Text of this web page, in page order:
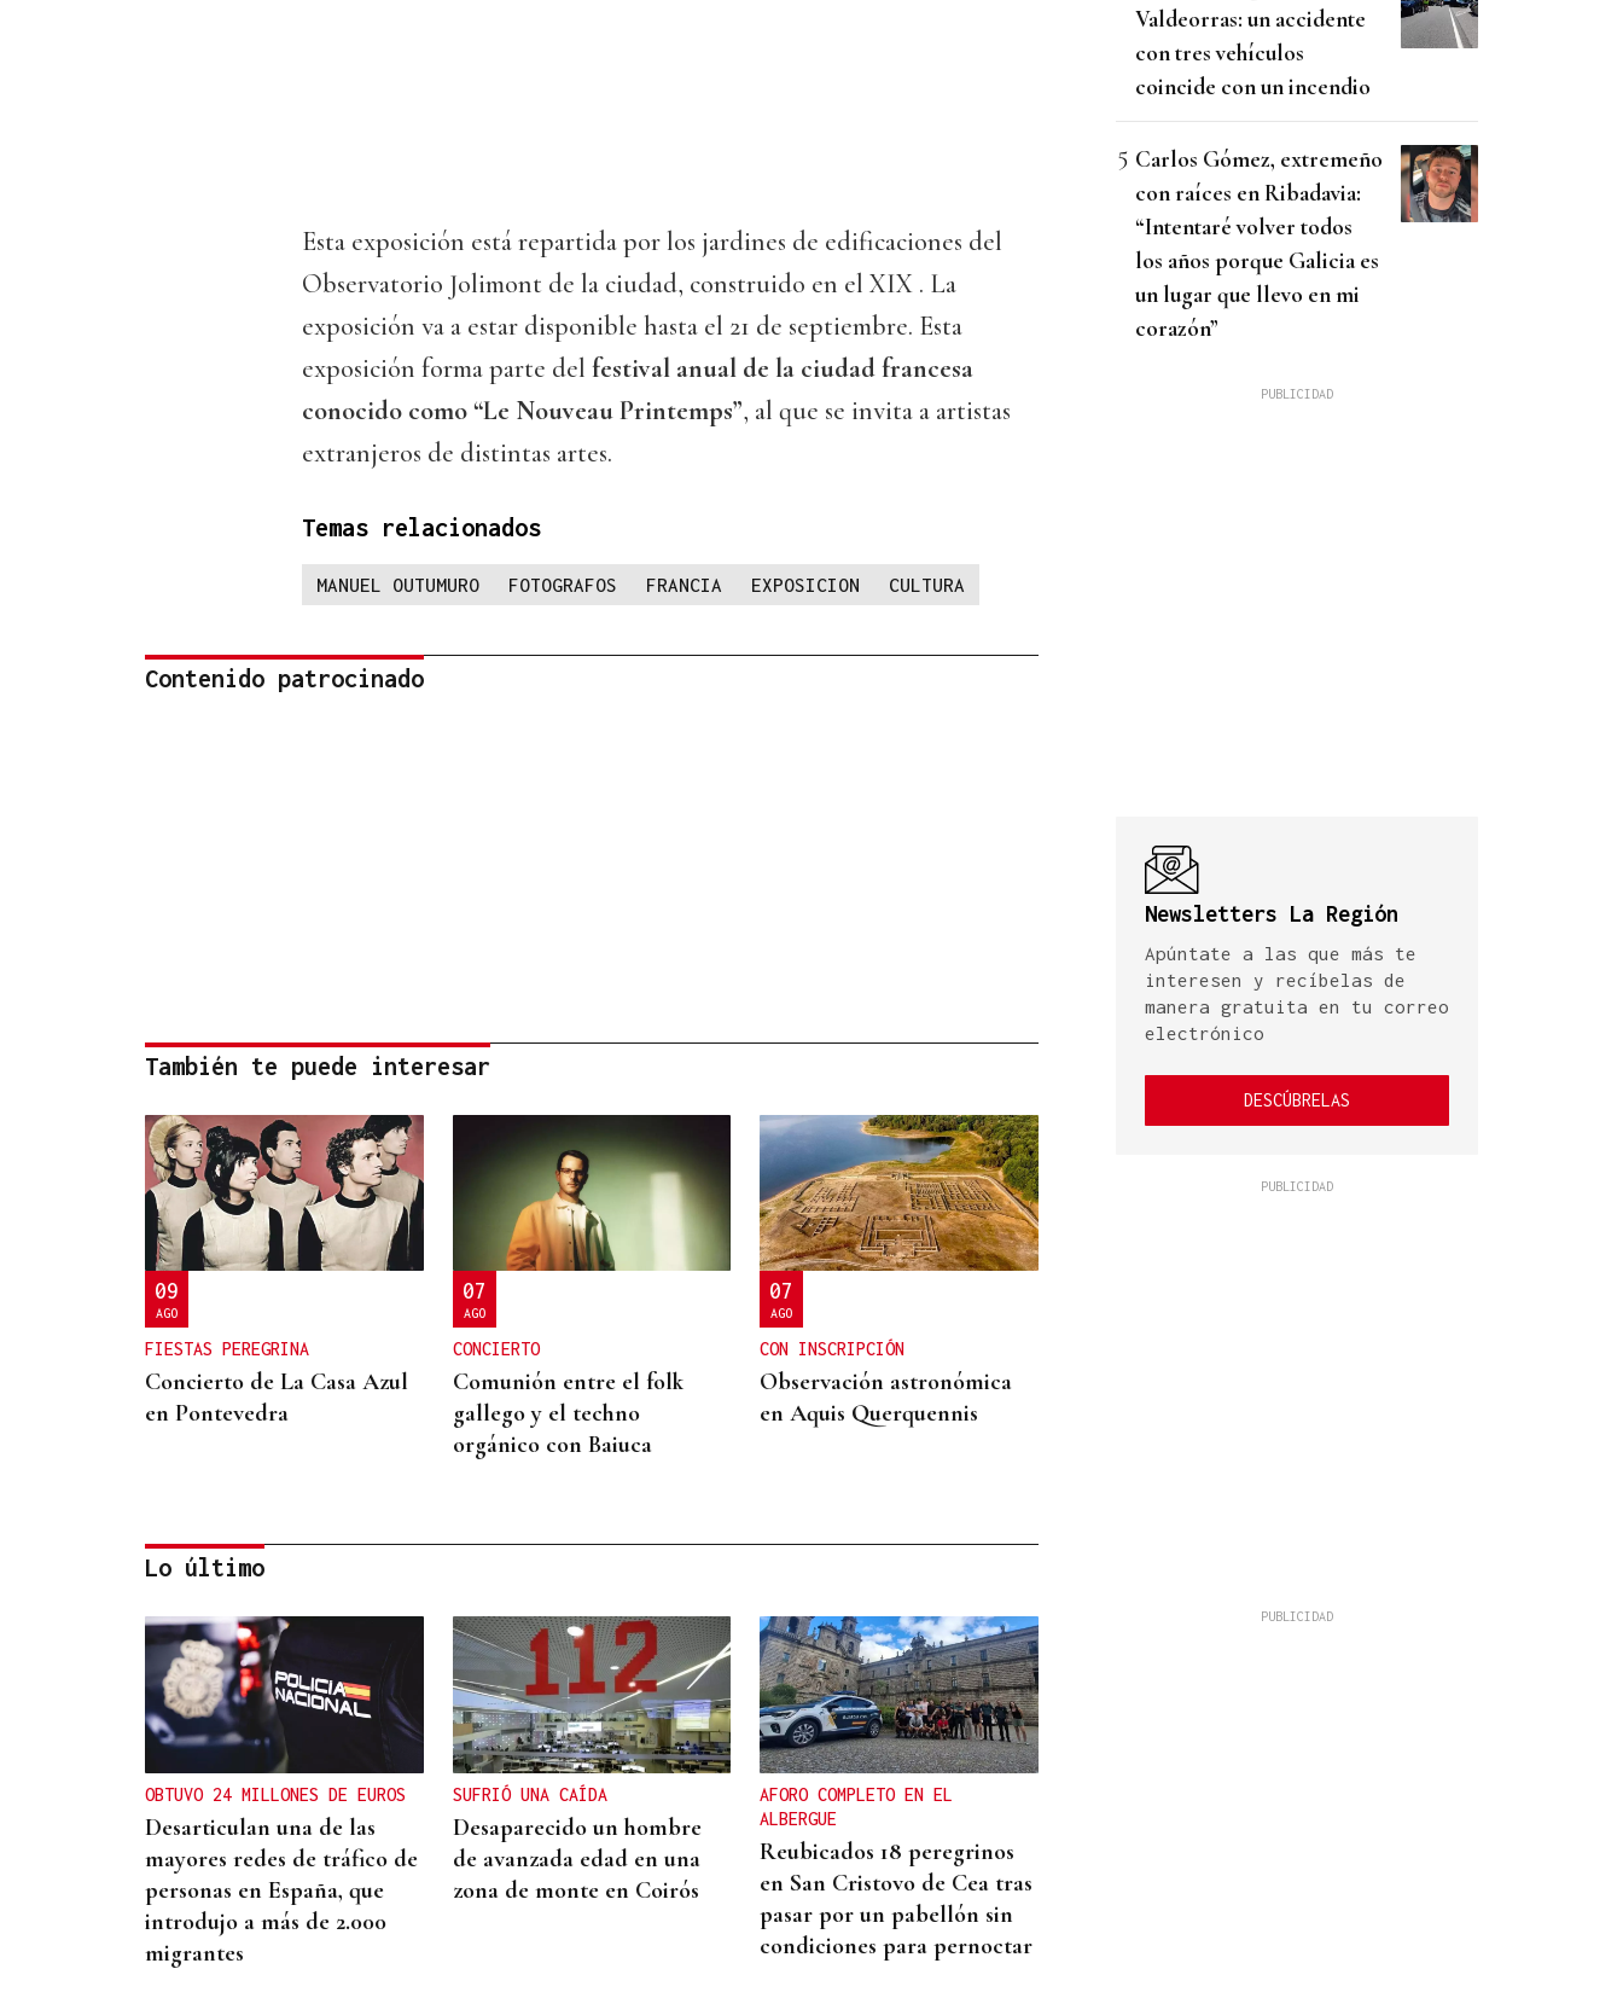
Esta exposición está repartida por los jardines de edificaciones del
Observatorio Jolimont de la ciudad, construido en el XIX . La
exposición va a estar disponible hasta el 21 de septiembre. Esta
exposición forma parte del festival anual de la ciudad francesa
conocido como “Le Nouveau Printemps”, al que se invita a artistas
extranjeros de distintas artes.
Temas relacionados
MANUEL OUTUMURO FOTOGRAFOS FRANCIA EXPOSICION CULTURA
Contenido patrocinado
También te puede interesar
09
AGO
FIESTAS PEREGRINA
Concierto de La Casa Azul
en Pontevedra
07
AGO
CONCIERTO
Comunión entre el folk
gallego y el techno
orgánico con Baiuca
07
AGO
CON INSCRIPCIÓN
Observación astronómica
en Aquis Querquennis
07
AGO
CONCIERTOS
Los versos de Rosalía
maduran a través de la voz
de Amancio Prada
Lo último
OBTUVO 24 MILLONES DE EUROS
Desarticulan una de las
mayores redes de tráfico de
personas en España, que
introdujo a más de 2.000
migrantes
SUFRIÓ UNA CAÍDA
Desaparecido un hombre
de avanzada edad en una
zona de monte en Coirós
AFORO COMPLETO EN EL
ALBERGUE
Reubicados 18 peregrinos
en San Cristovo de Cea tras
pasar por un pabellón sin
condiciones para pernoctar
Valdeorras: un accidente
con tres vehículos
coincide con un incendio
Carlos Gómez, extremeño
con raíces en Ribadavia:
“Intentaré volver todos
los años porque Galicia es
un lugar que llevo en mi
corazón”
Newsletters La Región
Apúntate a las que más te
interesen y recíbelas de
manera gratuita en tu correo
electrónico
DESCÚBRELAS